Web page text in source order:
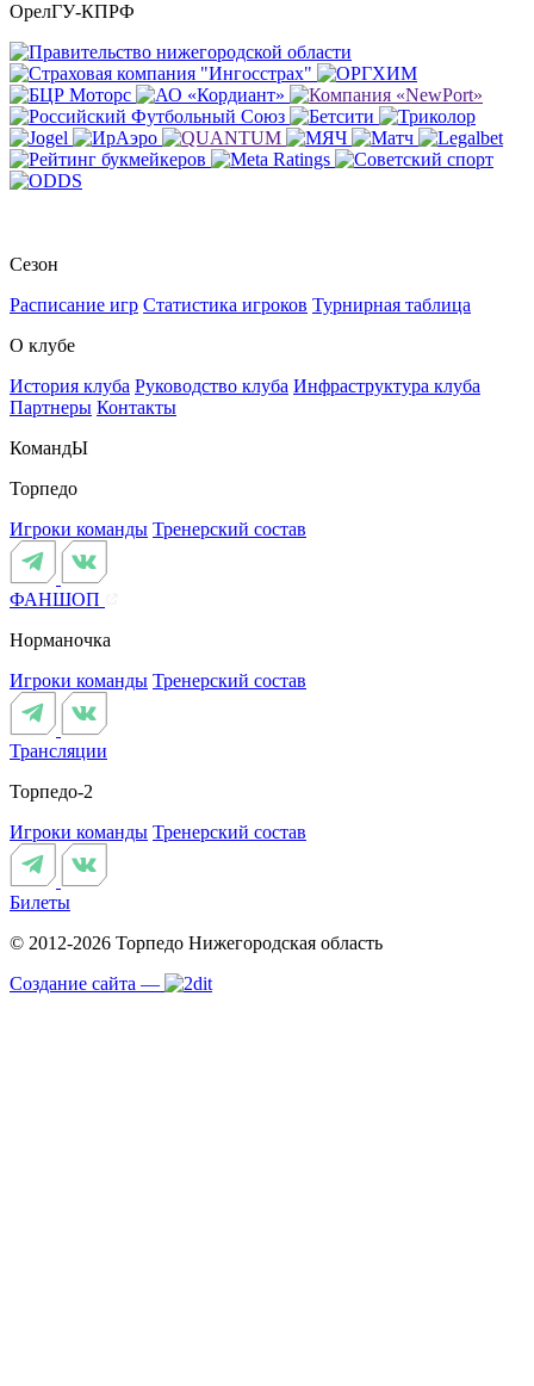
ОрелГУ-КПРФ
Сезон
Расписание игр Статистика игроков Турнирная таблица
О клубе
История клуба Руководство клуба Инфраструктура клуба
Партнеры Контакты
КомандЫ
Торпедо
Игроки команды Тренерский состав
ФАНШОП
Норманочка
Игроки команды Тренерский состав
Трансляции
Торпедо-2
Игроки команды Тренерский состав
Билеты
© 2012-2026 Торпедо Нижегородская область
Создание сайта —